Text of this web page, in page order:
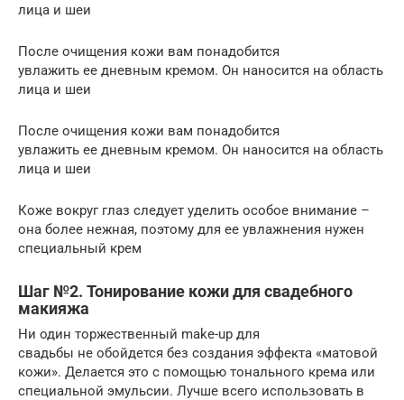
лица и шеи
После очищения кожи вам понадобится
увлажить ее дневным кремом. Он наносится на область
лица и шеи
После очищения кожи вам понадобится
увлажить ее дневным кремом. Он наносится на область
лица и шеи
Коже вокруг глаз следует уделить особое внимание –
она более нежная, поэтому для ее увлажнения нужен
специальный крем
Шаг №2. Тонирование кожи для свадебного
макияжа
Ни один торжественный make-up для
свадьбы не обойдется без создания эффекта «матовой
кожи». Делается это с помощью тонального крема или
специальной эмульсии. Лучше всего использовать в